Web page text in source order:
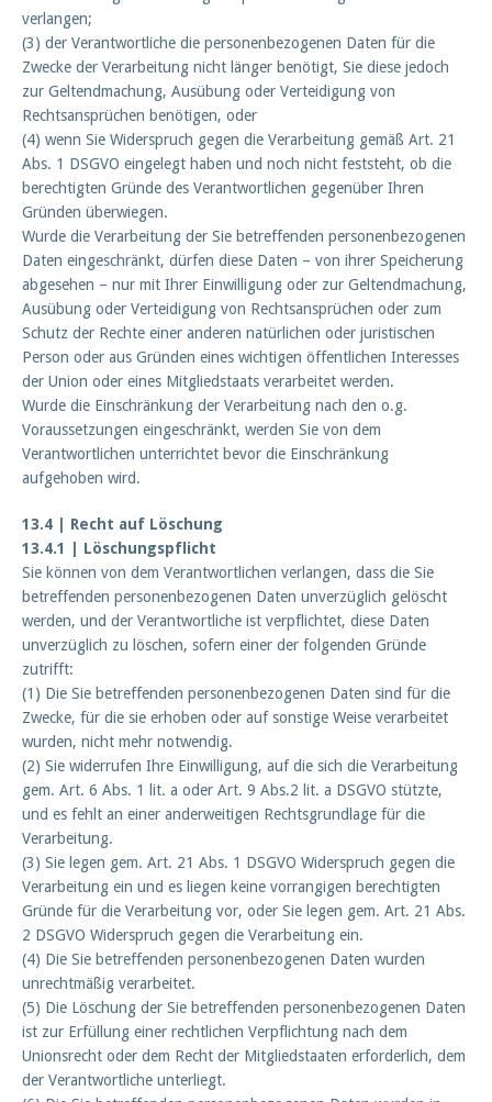
verlangen;
(3) der Verantwortliche die personenbezogenen Daten für die
Zwecke der Verarbeitung nicht länger benötigt, Sie diese jedoch
zur Geltendmachung, Ausübung oder Verteidigung von
Rechtsansprüchen benötigen, oder
(4) wenn Sie Widerspruch gegen die Verarbeitung gemäß Art. 21
Abs. 1 DSGVO eingelegt haben und noch nicht feststeht, ob die
berechtigten Gründe des Verantwortlichen gegenüber Ihren
Gründen überwiegen.
Wurde die Verarbeitung der Sie betreffenden personenbezogenen
Daten eingeschränkt, dürfen diese Daten – von ihrer Speicherung
abgesehen – nur mit Ihrer Einwilligung oder zur Geltendmachung,
Ausübung oder Verteidigung von Rechtsansprüchen oder zum
Schutz der Rechte einer anderen natürlichen oder juristischen
Person oder aus Gründen eines wichtigen öffentlichen Interesses
der Union oder eines Mitgliedstaats verarbeitet werden.
Wurde die Einschränkung der Verarbeitung nach den o.g.
Voraussetzungen eingeschränkt, werden Sie von dem
Verantwortlichen unterrichtet bevor die Einschränkung
aufgehoben wird.
13.4 | Recht auf Löschung
13.4.1 | Löschungspflicht
Sie können von dem Verantwortlichen verlangen, dass die Sie
betreffenden personenbezogenen Daten unverzüglich gelöscht
werden, und der Verantwortliche ist verpflichtet, diese Daten
unverzüglich zu löschen, sofern einer der folgenden Gründe
zutrifft:
(1) Die Sie betreffenden personenbezogenen Daten sind für die
Zwecke, für die sie erhoben oder auf sonstige Weise verarbeitet
wurden, nicht mehr notwendig.
(2) Sie widerrufen Ihre Einwilligung, auf die sich die Verarbeitung
gem. Art. 6 Abs. 1 lit. a oder Art. 9 Abs.2 lit. a DSGVO stützte,
und es fehlt an einer anderweitigen Rechtsgrundlage für die
Verarbeitung.
(3) Sie legen gem. Art. 21 Abs. 1 DSGVO Widerspruch gegen die
Verarbeitung ein und es liegen keine vorrangigen berechtigten
Gründe für die Verarbeitung vor, oder Sie legen gem. Art. 21 Abs.
2 DSGVO Widerspruch gegen die Verarbeitung ein.
(4) Die Sie betreffenden personenbezogenen Daten wurden
unrechtmäßig verarbeitet.
(5) Die Löschung der Sie betreffenden personenbezogenen Daten
ist zur Erfüllung einer rechtlichen Verpflichtung nach dem
Unionsrecht oder dem Recht der Mitgliedstaaten erforderlich, dem
der Verantwortliche unterliegt.